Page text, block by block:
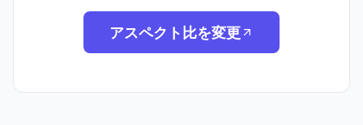
アスペクト比を変更